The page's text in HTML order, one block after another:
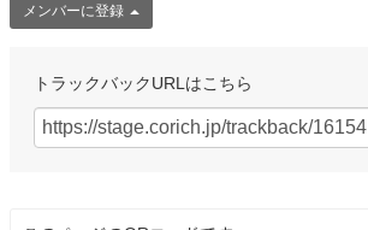
メンバーに登録
トラックバックURLはこちら